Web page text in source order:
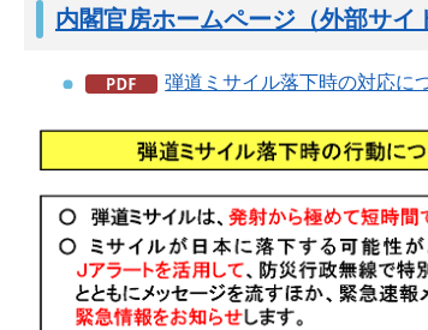
内閣官房ホームページ（外部サイ
弾道ミサイル落下時の対応に